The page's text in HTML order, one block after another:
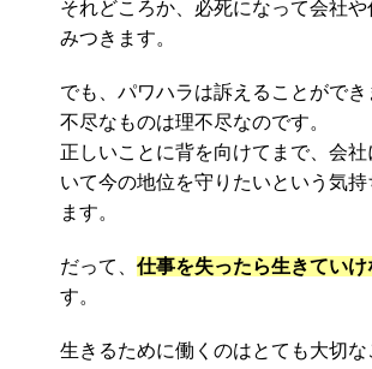
それどころか、必死になって会社
みつきます。
でも、パワハラは訴えることができ
不尽なものは理不尽なのです。
正しいことに背を向けてまで、会社
いて今の地位を守りたいという気持
ます。
だって、 仕事を失ったら生きていけ
す。
生きるために働くのはとても大切な